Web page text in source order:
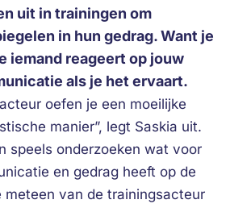
uit in trainingen om
in hun gedrag. Want je
iemand reageert op jouw
als je het ervaart.
oefen je een moeilijke
manier”, legt Saskia uit.
speels onderzoeken wat voor
en gedrag heeft op de
meteen van de trainingsacteur